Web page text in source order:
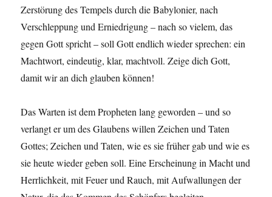
Zerstörung des Tempels durch die Babylonier, nach
Verschleppung und Erniedrigung – nach so vielem, das
gegen Gott spricht – soll Gott endlich wieder sprechen: ein
Machtwort, eindeutig, klar, machtvoll. Zeige dich Gott,
damit wir an dich glauben können!
Das Warten ist dem Propheten lang geworden – und so
verlangt er um des Glaubens willen Zeichen und Taten
Gottes; Zeichen und Taten, wie es sie früher gab und wie es
sie heute wieder geben soll. Eine Erscheinung in Macht und
Herrlichkeit, mit Feuer und Rauch, mit Aufwallungen der